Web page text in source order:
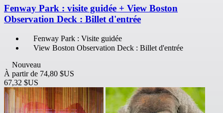
Fenway Park : visite guidée + View Boston
Observation Deck : Billet d'entrée
Fenway Park : Visite guidée
View Boston Observation Deck : Billet d'entrée
Nouveau
À partir de 74,80 $US
67,32 $US